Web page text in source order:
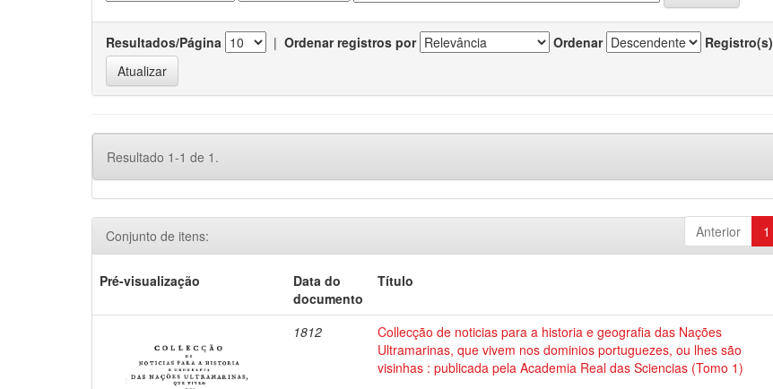
Resultados/Página | Ordenar registros por Ordenar Registro(s)
Resultado 1-1 de 1.
Anterior 1
Conjunto de itens:
Pré-visualização
Data do
documento
Título
1812
Collecção de noticias para a historia e geografia das Nações
Ultramarinas, que vivem nos dominios portuguezes, ou lhes são
visinhas : publicada pela Academia Real das Sciencias (Tomo 1)